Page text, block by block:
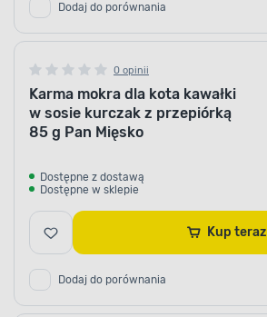
Dodaj do porównania
0 opinii
Karma mokra dla kota kawałki
w sosie kurczak z przepiórką
85 g Pan Mięsko
Dostępne z dostawą
Dostępne w sklepie
Kup teraz
Dodaj do porównania